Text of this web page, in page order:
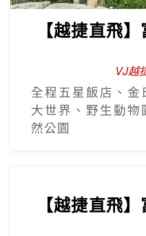
【越捷直飛
VJ越
全程五星飯店、金
大世界、野生動物
然公園
【越捷直飛